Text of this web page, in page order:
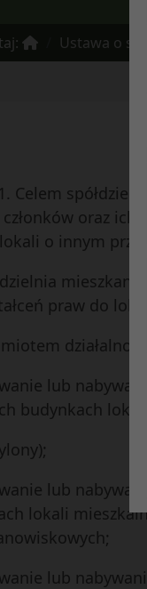
Ustawa o
1. Celem
oraz
o innym
praw do lokali.
lub
budynkach
lub
lokali
lub